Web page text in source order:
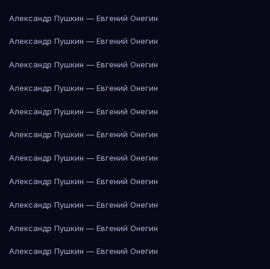
Александр Пушкин — Евгений Онегин
Александр Пушкин — Евгений Онегин
Александр Пушкин — Евгений Онегин
Александр Пушкин — Евгений Онегин
Александр Пушкин — Евгений Онегин
Александр Пушкин — Евгений Онегин
Александр Пушкин — Евгений Онегин
Александр Пушкин — Евгений Онегин
Александр Пушкин — Евгений Онегин
Александр Пушкин — Евгений Онегин
Александр Пушкин — Евгений Онегин